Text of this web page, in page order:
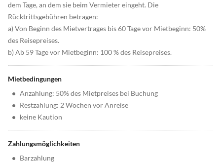
dem Tage, an dem sie beim Vermieter eingeht. Die
Rücktrittsgebühren betragen:
a) Von Beginn des Mietvertrages bis 60 Tage vor Mietbeginn: 50%
des Reisepreises.
b) Ab 59 Tage vor Mietbeginn: 100 % des Reisepreises.
Mietbedingungen
• Anzahlung: 50% des Mietpreises bei Buchung
• Restzahlung: 2 Wochen vor Anreise
• keine Kaution
Zahlungsmöglichkeiten
• Barzahlung